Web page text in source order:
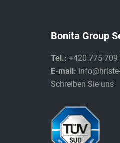
Bonita Group
Tel.: +420 775 709
E-mail:
Schreiben Sie uns